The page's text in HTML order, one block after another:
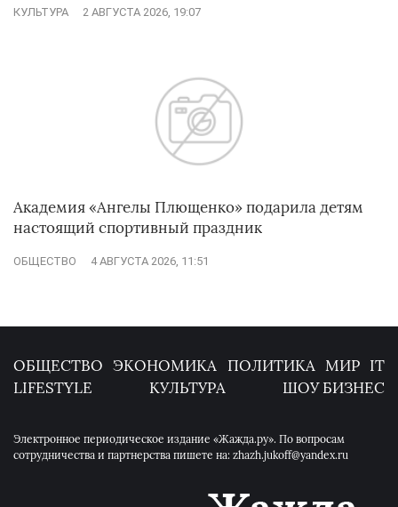
КУЛЬТУРА 2 АВГУСТА 2026, 19:07
Академия «Ангелы Плющенко» подарила детям
настоящий спортивный праздник
ОБЩЕСТВО 4 АВГУСТА 2026, 11:51
ОБЩЕСТВО ЭКОНОМИКА ПОЛИТИКА МИР IT
LIFESTYLE
КУЛЬТУРА ШОУ БИЗНЕС
Электронное периодическое издание «Жажда.ру». По вопросам
сотрудничества и партнерства пишете на: zhazh.jukoff@yandex.ru